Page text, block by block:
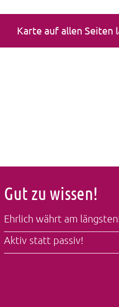
Karte auf allen Seiten
Gut zu wissen!
Ehrlich währt am
Aktiv statt passiv!